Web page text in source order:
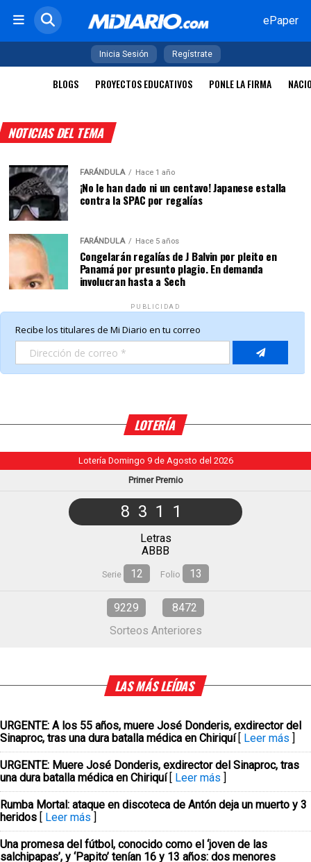
ePaper
Inicia Sesión Regístrate
BLOGS PROYECTOS EDUCATIVOS PONLE LA FIRMA
NOTICIAS DEL TEMA
FARÁNDULA Hace 1 año
¡No le han dado ni un centavo! Japanese estalla
contra la SPAC por regalías
FARÁNDULA Hace 5 años
Congelarán regalías de J Balvin por pleito en
Panamá por presunto plagio. En demanda
involucran hasta a Sech
PUBLICIDAD
LOTERÍA
Lotería Domingo 9 de Agosto del 2026
Primer Premio
8311
Letras
ABBB
Serie 12 Folio 13
9229
8472
Sorteos Anteriores
LAS MÁS LEÍDAS
URGENTE: A los 55 años, muere José Donderis, exdirector del
Sinaproc, tras una dura batalla médica en Chiriquí [ Leer más ]
URGENTE: Muere José Donderis, exdirector del Sinaproc, tras
una dura batalla médica en Chiriquí [ Leer más ]
Rumba Mortal: ataque en discoteca de Antón deja un muerto y 3
heridos [ Leer más ]
Una promesa del fútbol, conocido como el ‘joven de las
salchipapas’, y ‘Papito’ tenían 16 y 13 años: dos menores